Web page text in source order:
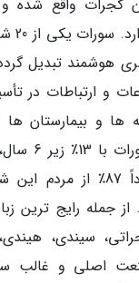
گجرات واقع شده
هوشمند تبدیل
و ارتباطات در
ها و بیمارستان
شد.
جمله رایج ترین
سیندی،
اصلی و غالب